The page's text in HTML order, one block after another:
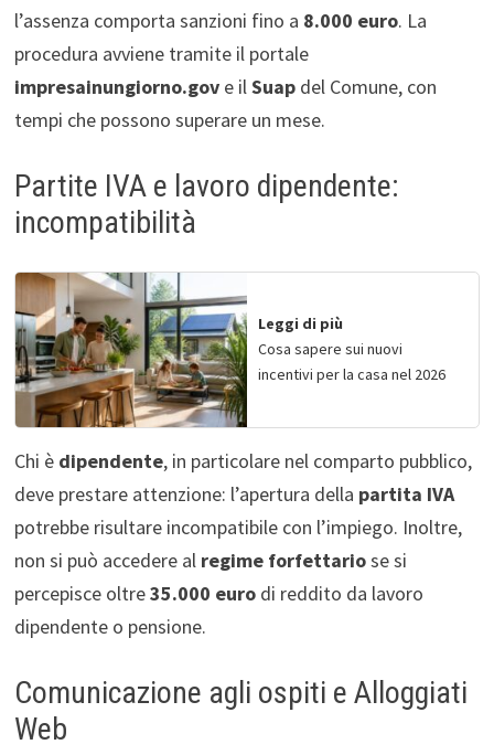
l’assenza comporta sanzioni fino a 8.000 euro. La
procedura avviene tramite il portale
impresainungiorno.gove il Suapdel Comune, con
tempi che possono superare un mese.
Partite IVA e lavoro dipendente:
incompatibilità
Leggi di più
Cosa sapere sui nuovi
incentivi per la casa nel 2026
Chi è dipendente, in particolare nel comparto pubblico,
deve prestare attenzione: l’apertura della partita IVA
potrebbe risultare incompatibile con l’impiego. Inoltre,
non si può accedere al regime forfettariose si
percepisce oltre35.000 eurodi reddito da lavoro
dipendente o pensione.
Comunicazione agli ospiti e Alloggiati
Web